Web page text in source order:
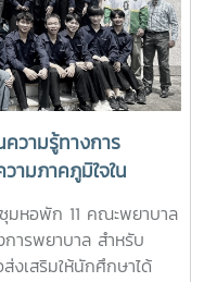
บน้องๆผ่านกิจกรรม
นักเรียนได้เยี่ยมชมห้อง
Nurse Portfolio”
บื้องต้น อาทิ การวัด
ารฝึกพันผ้า การฝึก
กายวิพากษ์ โดยมี
นะนำอย่างใกล้ชิด
นาน เป็นกันเอง
นอย่างมาก ตลอดจนซัก
ย์และรุ่นพี่นักศึกษาใน
วามรู้ทางการ
ามภาคภูมิใจใน
หอพัก 11 คณะพยาบาล
ารพยาบาล สำหรับ
เสริมให้นักศึกษาได้